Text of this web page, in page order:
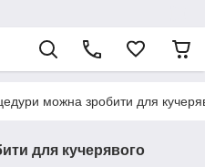
можна зробити для
для кучерявого